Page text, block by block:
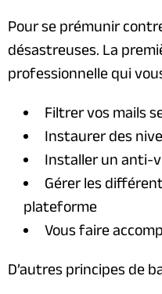
Pour se prémunir
désastreuses. La
professionnelle qui
Filtrer vos mails
Instaurer des
Installer un anti-
Gérer les
plateforme
Vous faire
D’autres principes de